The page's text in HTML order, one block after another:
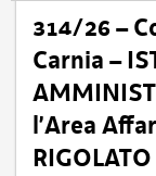
314/26 –
Carnia –
l’Area
RIGOLATO